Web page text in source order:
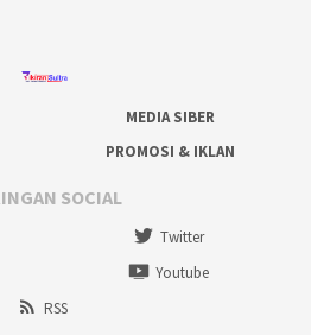
MEDIA SIBER
PROMOSI & IKLAN
SOCIAL
Twitter
Youtube
RSS